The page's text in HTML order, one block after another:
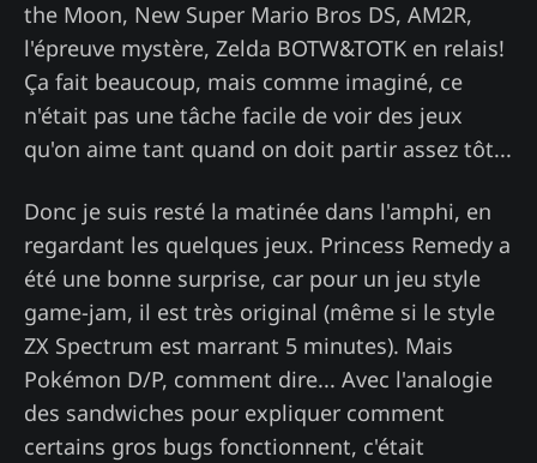
the Moon, New Super Mario Bros DS, AM2R,
l'épreuve mystère, Zelda BOTW&TOTK en relais!
Ça fait beaucoup, mais comme imaginé, ce
n'était pas une tâche facile de voir des jeux
qu'on aime tant quand on doit partir assez tôt...
Donc je suis resté la matinée dans l'amphi, en
regardant les quelques jeux. Princess Remedy a
été une bonne surprise, car pour un jeu style
game-jam, il est très original (même si le style
ZX Spectrum est marrant 5 minutes). Mais
Pokémon D/P, comment dire... Avec l'analogie
des sandwiches pour expliquer comment
certains gros bugs fonctionnent, c'était